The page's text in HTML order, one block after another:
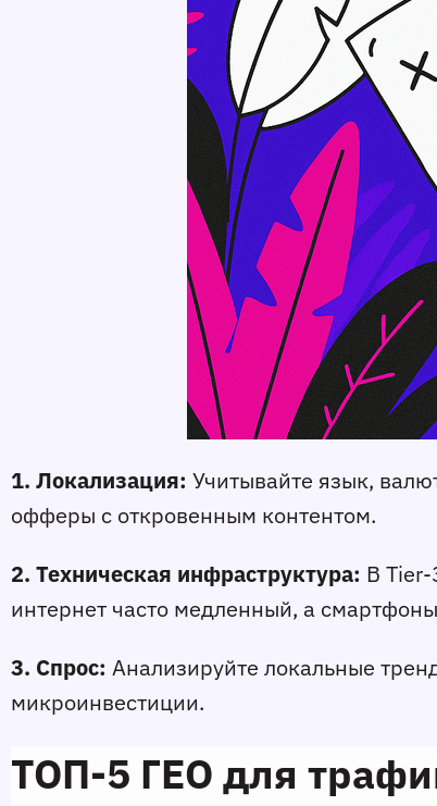
1. Локализация: Учитывайте язык,
офферы с откровенным контентом.
2. Техническая инфраструктура: В
интернет часто медленный, а
3. Спрос: Анализируйте локальные
микроинвестиции.
ТОП-5 ГЕО для